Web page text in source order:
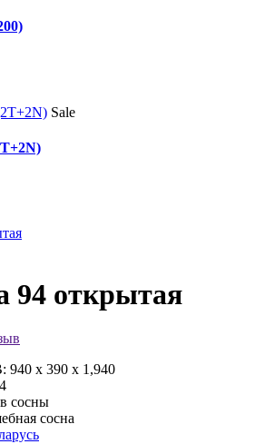
Sale
94 открытая
940 x 390 x 1,940
сосны
сосна